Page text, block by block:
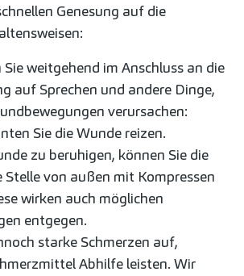
Genesung auf die
weitgehend im Anschluss an die
auf Sprechen und andere Dinge,
verursachen:
Sie die Wunde reizen.
zu beruhigen, können Sie die
von außen mit Kompressen
wirken auch möglichen
entgegen.
starke Schmerzen auf,
Abhilfe leisten. Wir